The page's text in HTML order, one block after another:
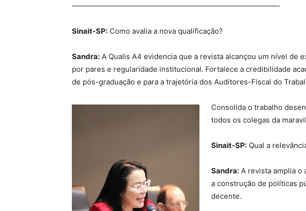
————————————————————————————-
Sinait-SP: Como avalia a nova qualificação?
Sandra: A Qualis A4 evidencia que a revista alcançou um nível de
por pares e regularidade institucional. Fortalece a credibilidade
de pós-graduação e para a trajetória dos Auditores-Fiscal do
Consolida o trabalho
todos os colegas da
Sinait-SP: Qual a
Sandra: A revista amplia o
a construção de políticas
decente.